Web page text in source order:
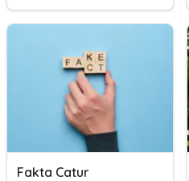
Fakta Catur